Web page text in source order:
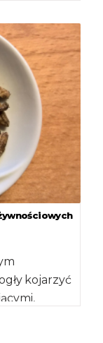
kojarzyć